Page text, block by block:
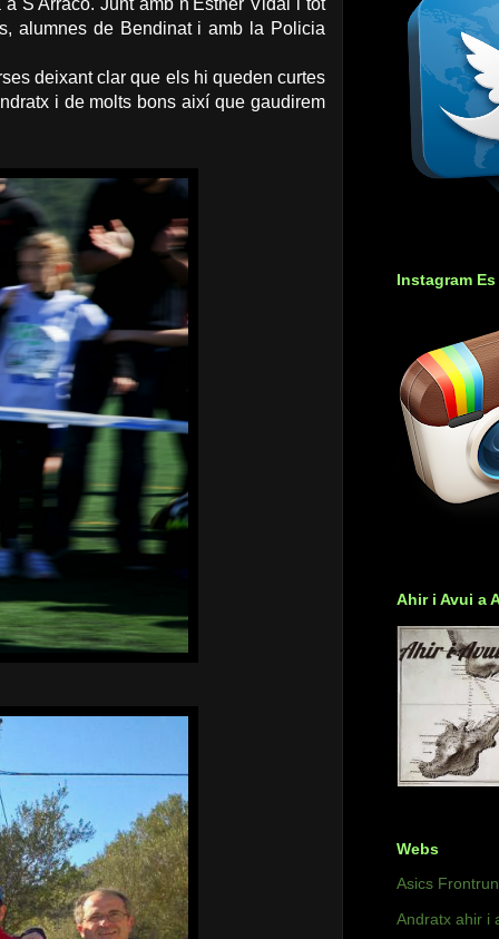
alumnes de Bendinat i amb la Policia
deixant clar que els hi queden curtes
i de molts bons així que gaudirem
Instagram
Ahir i Avui a
Webs
Asics
Andratx ahir i